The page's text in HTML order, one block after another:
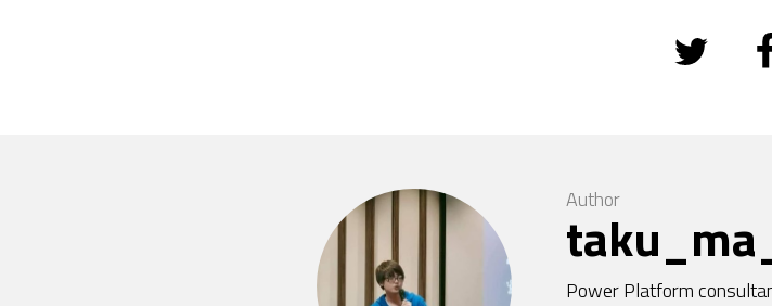
Author
Power Platform